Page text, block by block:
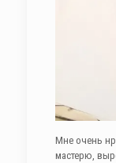
Мне очень
мастерю,